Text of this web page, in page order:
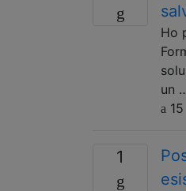
Ho
un
15
1